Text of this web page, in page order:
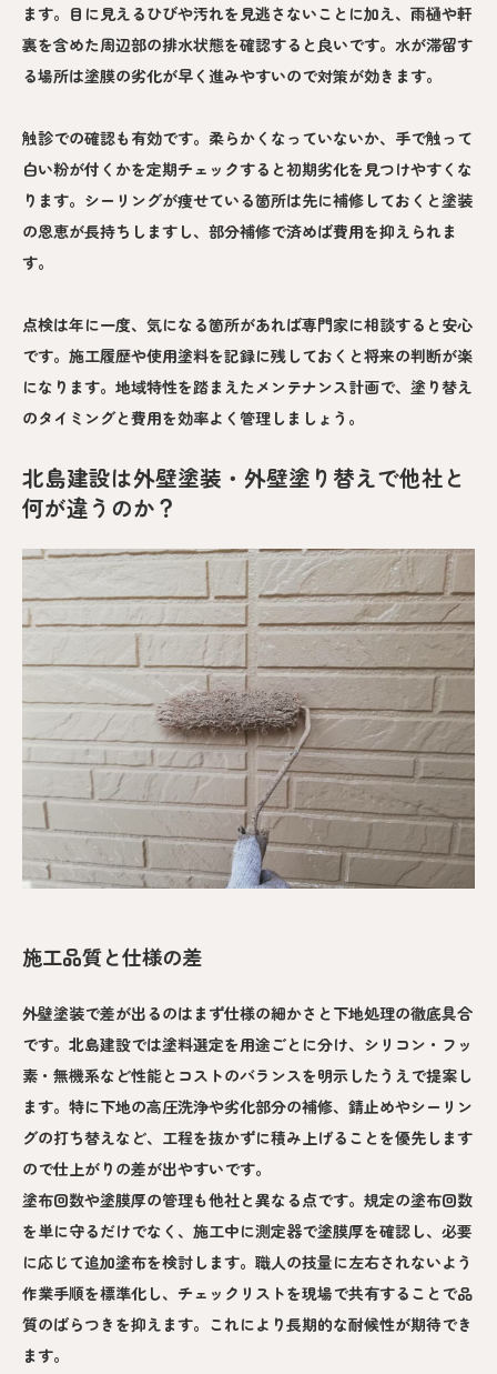
ます。目に見えるひびや汚れを見逃さないことに加え、雨樋や軒
裏を含めた周辺部の排水状態を確認すると良いです。水が滞留す
る場所は塗膜の劣化が早く進みやすいので対策が効きます。
触診での確認も有効です。柔らかくなっていないか、手で触って
白い粉が付くかを定期チェックすると初期劣化を見つけやすくな
ります。シーリングが痩せている箇所は先に補修しておくと塗装
の恩恵が長持ちしますし、部分補修で済めば費用を抑えられま
す。
点検は年に一度、気になる箇所があれば専門家に相談すると安心
です。施工履歴や使用塗料を記録に残しておくと将来の判断が楽
になります。地域特性を踏まえたメンテナンス計画で、塗り替え
のタイミングと費用を効率よく管理しましょう。
北島建設は外壁塗装・外壁塗り替えで他社と
何が違うのか？
施工品質と仕様の差
外壁塗装で差が出るのはまず仕様の細かさと下地処理の徹底具合
です。北島建設では塗料選定を用途ごとに分け、シリコン・フッ
素・無機系など性能とコストのバランスを明示したうえで提案し
ます。特に下地の高圧洗浄や劣化部分の補修、錆止めやシーリン
グの打ち替えなど、工程を抜かずに積み上げることを優先します
ので仕上がりの差が出やすいです。
塗布回数や塗膜厚の管理も他社と異なる点です。規定の塗布回数
を単に守るだけでなく、施工中に測定器で塗膜厚を確認し、必要
に応じて追加塗布を検討します。職人の技量に左右されないよう
作業手順を標準化し、チェックリストを現場で共有することで品
質のばらつきを抑えます。これにより長期的な耐候性が期待でき
ます。